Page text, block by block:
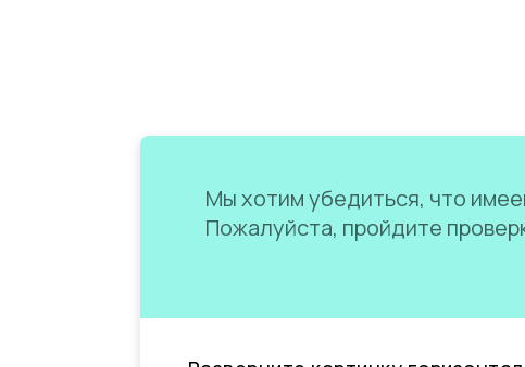
Мы хотим убедиться, что
Пожалуйста, пройдите